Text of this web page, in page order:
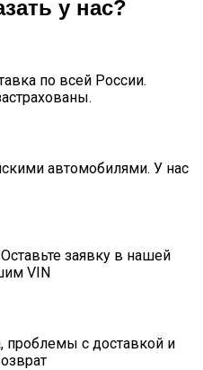
у нас?
по всей России.
автомобилями. У нас
заявку в нашей
VIN
проблемы с доставкой и